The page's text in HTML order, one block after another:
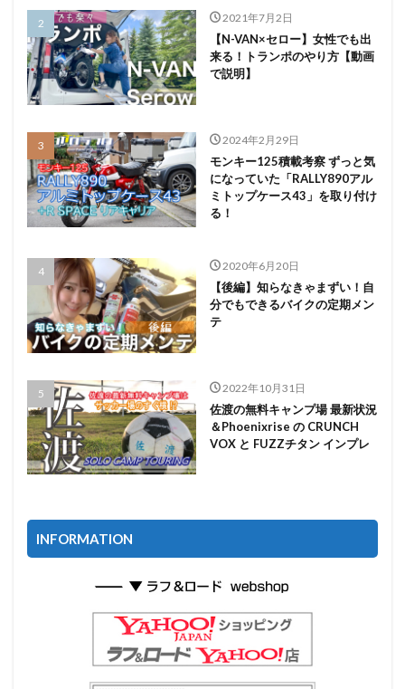
2021年7月2日
【N-VAN×セロー】女性でも出
来る！トランポのやり方【動画
で説明】
2024年2月29日
モンキー125積載考察 ずっと気
になっていた「RALLY890アル
ミトップケース43」を取り付け
る！
2020年6月20日
【後編】知らなきゃまずい！自
分でもできるバイクの定期メン
テ
2022年10月31日
佐渡の無料キャンプ場 最新状況
＆Phoenixrise の CRUNCH
VOX と FUZZチタン インプレ
INFORMATION